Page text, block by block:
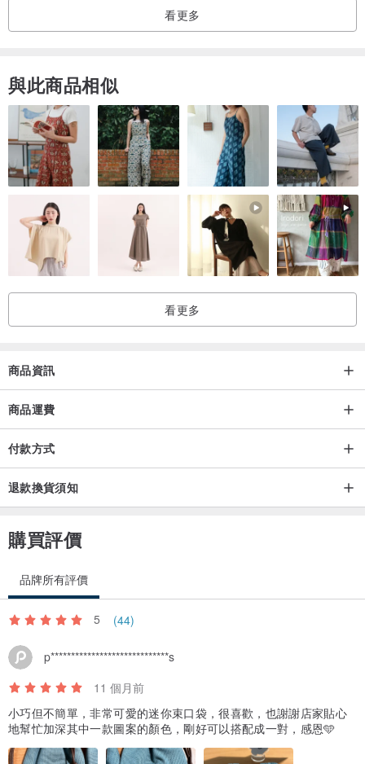
看更多
與此商品相似
看更多
商品資訊
商品運費
付款方式
退款換貨須知
購買評價
品牌所有評價
5 (44)
p*****************************s
11 個月前
小巧但不簡單，非常可愛的迷你束口袋，很喜歡，也謝謝店家貼心
地幫忙加深其中一款圖案的顏色，剛好可以搭配成一對，感恩🩵